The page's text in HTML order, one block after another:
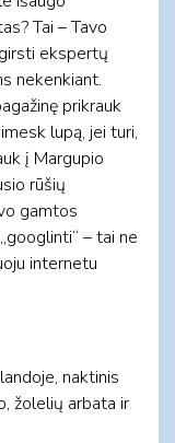
Tai – Tavo
ekspertų
nekenkiant.
prikrauk
lupą, jei turi,
į Margupio
rūšių
gamtos
– tai ne
internetu
naktinis
žolelių arbata ir